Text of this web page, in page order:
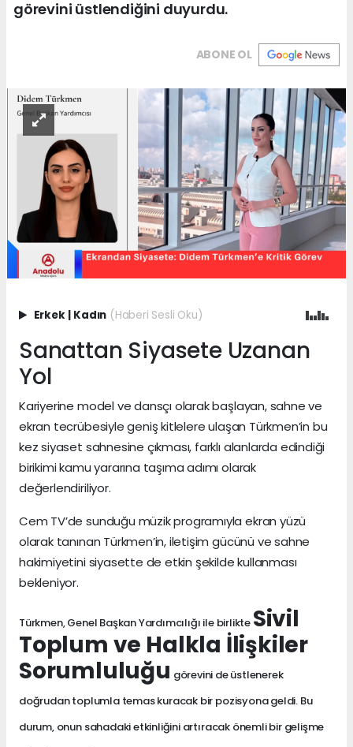
görevini üstlendiğini duyurdu.
ABONE OL
Erkek Kadın (Haberi Sesli Oku)
Sanattan Siyasete Uzanan
Yol
Kariyerine model ve dansçı olarak başlayan, sahne ve
ekran tecrübesiyle geniş kitlelere ulaşan Türkmen’in bu
kez siyaset sahnesine çıkması, farklı alanlarda edindiği
birikimi kamu yararına taşıma adımı olarak
değerlendiriliyor.
Cem TV’de sunduğu müzik programıyla ekran yüzü
olarak tanınan Türkmen’in, iletişim gücünü ve sahne
hakimiyetini siyasette de etkin şekilde kullanması
bekleniyor.
Türkmen, Genel Başkan Yardımcılığı ile birlikte Sivil
Toplum ve Halkla İlişkiler
Sorumluluğu görevini de üstlenerek
doğrudan toplumla temas kuracak bir pozisyona geldi. Bu
durum, onun sahadaki etkinliğini artıracak önemli bir gelişme